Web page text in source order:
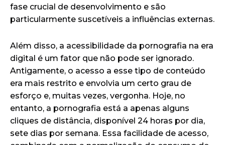
fase crucial de desenvolvimento e são
particularmente suscetíveis a influências externas.
Além disso, a acessibilidade da pornografia na era
digital é um fator que não pode ser ignorado.
Antigamente, o acesso a esse tipo de conteúdo
era mais restrito e envolvia um certo grau de
esforço e, muitas vezes, vergonha. Hoje, no
entanto, a pornografia está a apenas alguns
cliques de distância, disponível 24 horas por dia,
sete dias por semana. Essa facilidade de acesso,